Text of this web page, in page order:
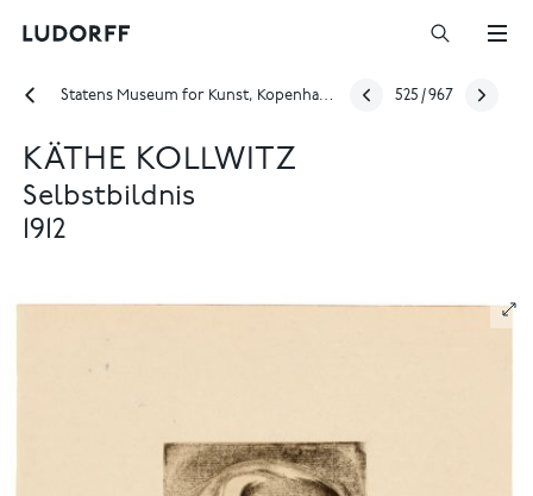
Statens Museum for Kunst, Kopenhagen: "Käthe Kollwitz – MENSCH" 525 /967
KÄTHE KOLLWITZ
Selbstbildnis
1912